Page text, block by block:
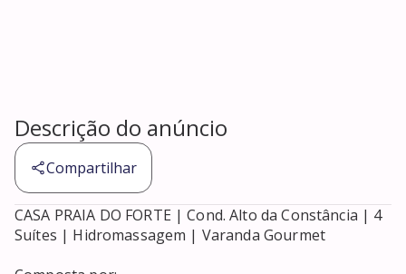
Descrição do anúncio
Compartilhar
CASA PRAIA DO FORTE | Cond. Alto da Constância | 4
Suítes | Hidromassagem | Varanda Gourmet